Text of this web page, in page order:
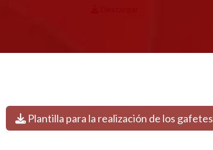
Plantilla para la realización de los gafetes